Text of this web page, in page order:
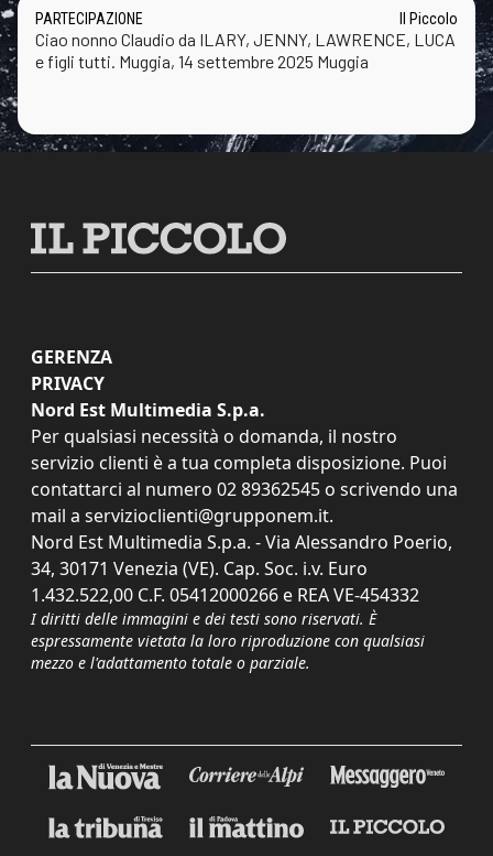
PARTECIPAZIONE Il Piccolo
Ciao nonno Claudio da ILARY, JENNY, LAWRENCE, LUCA
e figli tutti. Muggia, 14 settembre 2025 Muggia
GERENZA
PRIVACY
Nord Est Multimedia S.p.a.
Per qualsiasi necessità o domanda, il nostro
servizio clienti è a tua completa disposizione. Puoi
contattarci al numero 02 89362545 o scrivendo una
mail a servizioclienti@grupponem.it.
Nord Est Multimedia S.p.a. - Via Alessandro Poerio,
34, 30171 Venezia (VE). Cap. Soc. i.v. Euro
1.432.522,00 C.F. 05412000266 e REA VE-454332
I diritti delle immagini e dei testi sono riservati. È
espressamente vietata la loro riproduzione con qualsiasi
mezzo e l'adattamento totale o parziale.